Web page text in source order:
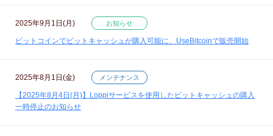
2025年9月1日(月) お知らせ
ビットコインでビットキャッシュが購入可能に、UseBitcoinで販売開始
2025年8月1日(金) メンテナンス
【2025年8月4日(月)】Loppiサービスを使用したビットキャッシュの購入
一時停止のお知らせ